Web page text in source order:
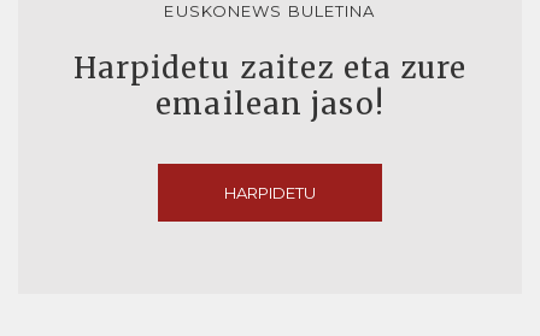
EUSKONEWS BULETINA
Harpidetu zaitez eta zure
emailean jaso!
HARPIDETU